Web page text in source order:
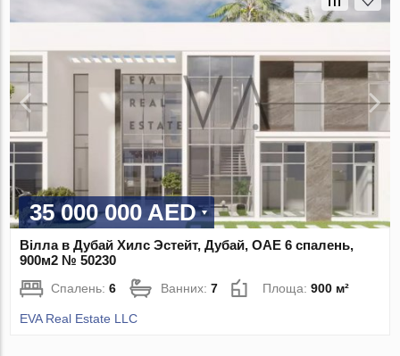
35 000 000 AED
Вілла в Дубай Хилс Эстейт, Дубай, ОАЕ 6 спалень,
900м2 № 50230
Спалень:6 Ванних:7 Площа:900 м²
EVA Real Estate LLC